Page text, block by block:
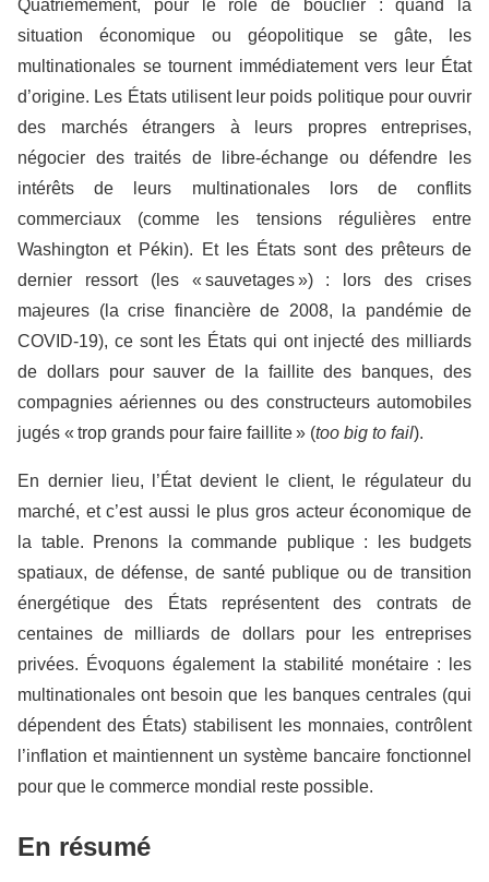
Quatrièmement, pour le rôle de bouclier : quand la
situation économique ou géopolitique se gâte, les
multinationales se tournent immédiatement vers leur État
d’origine. Les États utilisent leur poids politique pour ouvrir
des marchés étrangers à leurs propres entreprises,
négocier des traités de libre-échange ou défendre les
intérêts de leurs multinationales lors de conflits
commerciaux (comme les tensions régulières entre
Washington et Pékin). Et les États sont des prêteurs de
dernier ressort (les « sauvetages ») : lors des crises
majeures (la crise financière de 2008, la pandémie de
COVID-19), ce sont les États qui ont injecté des milliards
de dollars pour sauver de la faillite des banques, des
compagnies aériennes ou des constructeurs automobiles
jugés « trop grands pour faire faillite » (too big to fail).
En dernier lieu, l’État devient le client, le régulateur du
marché, et c’est aussi le plus gros acteur économique de
la table. Prenons la commande publique : les budgets
spatiaux, de défense, de santé publique ou de transition
énergétique des États représentent des contrats de
centaines de milliards de dollars pour les entreprises
privées. Évoquons également la stabilité monétaire : les
multinationales ont besoin que les banques centrales (qui
dépendent des États) stabilisent les monnaies, contrôlent
l’inflation et maintiennent un système bancaire fonctionnel
pour que le commerce mondial reste possible.
En résumé